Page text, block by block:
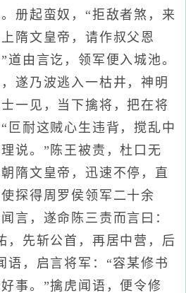
册起蛮奴，“拒敌者煞，来
隋文皇帝，请作叔父恩
道由言讫，领军便入城池。
遂乃波逃入一枯井，神明
一见，当下擒将，把在将
叵耐这贼心生违背，搅乱中
说。”陈王被责，杜口无
隋文皇帝，迅速不停，直
探得周罗侯领军二十余
言，遂命陈三责而言曰：
，先斩公首，再居中营，后
语，启言将军：“容某修书
事。”擒虎闻语，便令修